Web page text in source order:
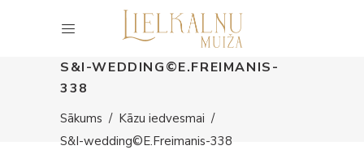
S&I-WEDDING©E.FREIMANIS-
338
Sākums / Kāzu iedvesmai /
S&I-wedding©E.Freimanis-338